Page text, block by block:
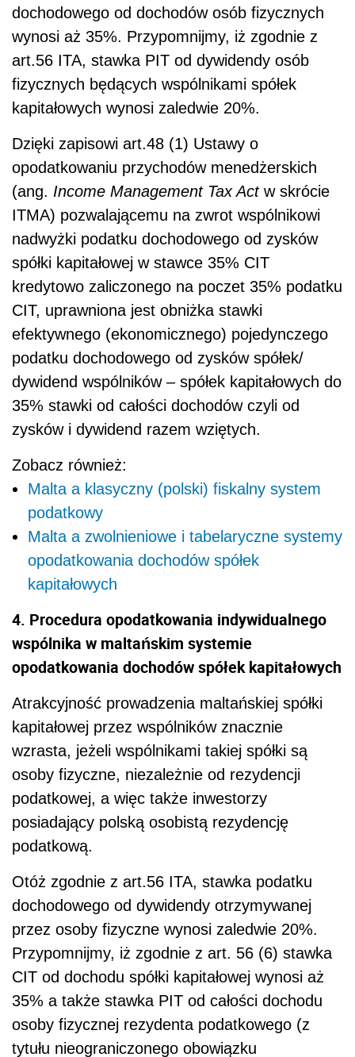
dochodowego od dochodów osób fizycznych
wynosi aż 35%. Przypomnijmy, iż zgodnie z
art.56 ITA, stawka PIT od dywidendy osób
fizycznych będących wspólnikami spółek
kapitałowych wynosi zaledwie 20%.
Dzięki zapisowi art.48 (1) Ustawy o
opodatkowaniu przychodów menedżerskich
(ang. Income Management Tax Actw skrócie
ITMA) pozwalającemu na zwrot wspólnikowi
nadwyżki podatku dochodowego od zysków
spółki kapitałowej w stawce 35% CIT
kredytowo zaliczonego na poczet 35% podatku
CIT, uprawniona jest obniżka stawki
efektywnego (ekonomicznego) pojedynczego
podatku dochodowego od zysków spółek/
dywidend wspólników – spółek kapitałowych do
35% stawki od całości dochodów czyli od
zysków i dywidend razem wziętych.
Zobacz również:
Malta a klasyczny (polski) fiskalny system
podatkowy
Malta a zwolnieniowe i tabelaryczne systemy
opodatkowania dochodów spółek
kapitałowych
4. Procedura opodatkowania indywidualnego
wspólnika w maltańskim systemie
opodatkowania dochodów spółek kapitałowych
Atrakcyjność prowadzenia maltańskiej spółki
kapitałowej przez wspólników znacznie
wzrasta, jeżeli wspólnikami takiej spółki są
osoby fizyczne, niezależnie od rezydencji
podatkowej, a więc także inwestorzy
posiadający polską osobistą rezydencję
podatkową.
Otóż zgodnie z art.56 ITA, stawka podatku
dochodowego od dywidendy otrzymywanej
przez osoby fizyczne wynosi zaledwie 20%.
Przypomnijmy, iż zgodnie z art. 56 (6) stawka
CIT od dochodu spółki kapitałowej wynosi aż
35% a także stawka PIT od całości dochodu
osoby fizycznej rezydenta podatkowego (z
tytułu nieograniczonego obowiązku